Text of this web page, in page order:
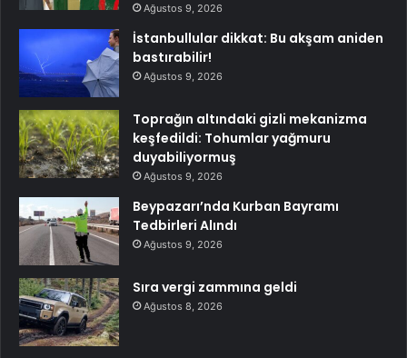
Ağustos 9, 2026
İstanbullular dikkat: Bu akşam aniden
bastırabilir!
Ağustos 9, 2026
Toprağın altındaki gizli mekanizma
keşfedildi: Tohumlar yağmuru
duyabiliyormuş
Ağustos 9, 2026
Beypazarı’nda Kurban Bayramı
Tedbirleri Alındı
Ağustos 9, 2026
Sıra vergi zammına geldi
Ağustos 8, 2026